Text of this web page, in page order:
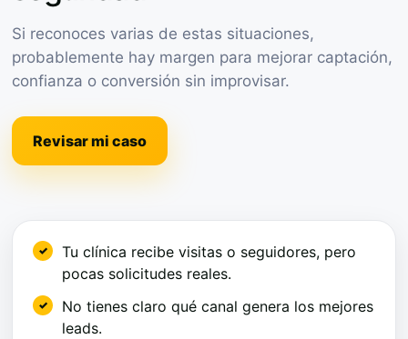
Si reconoces varias de estas situaciones,
probablemente hay margen para mejorar captación,
confianza o conversión sin improvisar.
Revisar mi caso
Tu clínica recibe visitas o seguidores, pero
pocas solicitudes reales.
No tienes claro qué canal genera los mejores
leads.